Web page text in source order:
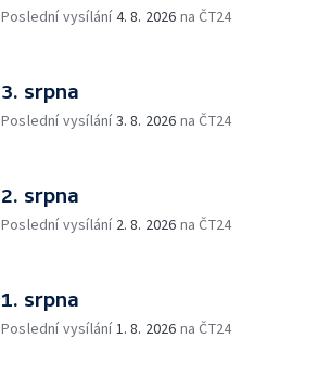
Poslední vysílání4. 8. 2026 na ČT24
3. srpna
Poslední vysílání3. 8. 2026 na ČT24
2. srpna
Poslední vysílání 2. 8. 2026 na ČT24
1. srpna
Poslední vysílání1. 8. 2026 na ČT24